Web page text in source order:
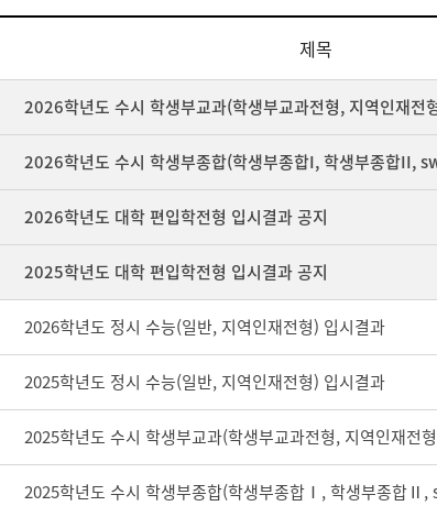
제목
2026학년도 수시 학생부교과(학생부교과전형, 지역인재전
다운로드
2026학년도 수시 학생부종합(학생부종합I, 학생부종합II,
다운로드
2026학년도 대학 편입학전형 입시결과 공지
2025학년도 대학 편입학전형 입시결과 공지
2026학년도 정시 수능(일반, 지역인재전형) 입시결과다운로드
2025학년도 정시 수능(일반, 지역인재전형) 입시결과다운로드
2025학년도 수시 학생부교과(학생부교과전형, 지역인재전
다운로드
2025학년도 수시 학생부종합(학생부종합Ⅰ, 학생부종합Ⅱ,